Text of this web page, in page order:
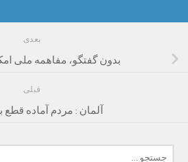
بعدی
بدون گفتگو، مفاهمه ملی
قبلی
آلمان : مردم آماده قطع